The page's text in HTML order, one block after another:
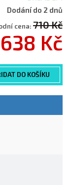
Dodání do 2 dnů
cena: 710 Kč
638 Kč
DO KOŠÍKU